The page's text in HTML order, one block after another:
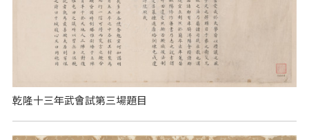
乾隆十三年武會試第三場題目